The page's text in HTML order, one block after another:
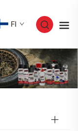
FI